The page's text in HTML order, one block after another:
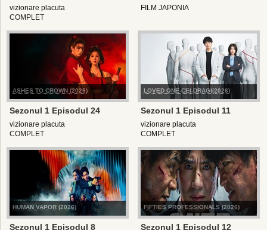
vizionare placuta
COMPLET
FILM JAPONIA
ASHES TO CROWN (2026)
Sezonul 1 Episodul 24
vizionare placuta
COMPLET
LOVED ONE-CEI-DRAGI(2026)
Sezonul 1 Episodul 11
vizionare placuta
COMPLET
HUMAN VAPOR (2026)
Sezonul 1 Episodul 8
FIFTIES PROFESSIONALS (2026)
Sezonul 1 Episodul 12